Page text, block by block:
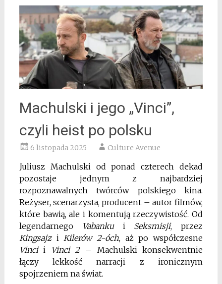
Machulski i jego „Vinci”,
czyli heist po polsku
6 listopada 2025 Culture Avenue
Juliusz Machulski od ponad czterech dekad
pozostaje jednym z najbardziej
rozpoznawalnych twórców polskiego kina.
Reżyser, scenarzysta, producent – autor filmów,
które bawią, ale i komentują rzeczywistość. Od
legendarnego
Vabankui Seksmisji, przez
KingsajziKilerów 2-óch, aż po współczesne
Vincii Vinci 2– Machulski konsekwentnie
łączy lekkość narracji z ironicznym
spojrzeniem na świat.